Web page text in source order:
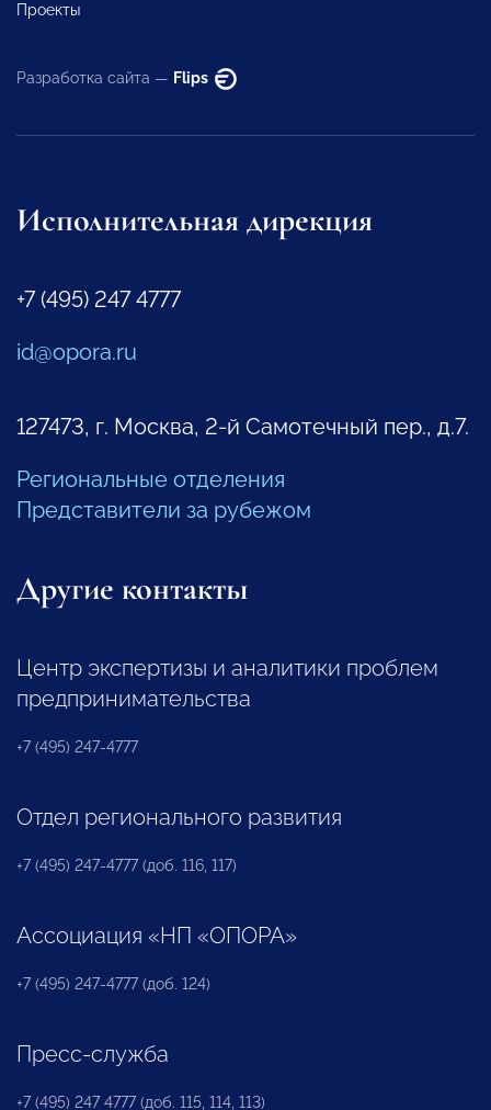
Проекты
Разработка сайта — Flips
Исполнительная дирекция
+7 (495) 247 4777
id@opora.ru
127473, г. Москва, 2-й Самотечный пер., д.7.
Региональные отделения
Представители за рубежом
Другие контакты
Центр экспертизы и аналитики проблем
предпринимательства
+7 (495) 247-4777
Отдел регионального развития
+7 (495) 247-4777 (доб. 116, 117)
Ассоциация «НП «ОПОРА»
+7 (495) 247-4777 (доб. 124)
Пресс-служба
+7 (495) 247 4777 (доб. 115, 114, 113)